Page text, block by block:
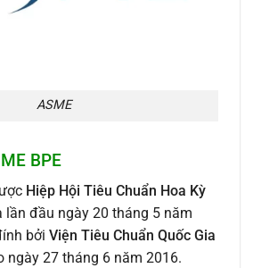
ASME
BPE
Hiệp Hội Tiêu Chuẩn Hoa Kỳ
lần đầu ngày 20 tháng 5 năm
bởi Viện Tiêu Chuẩn Quốc Gia
ngày 27 tháng 6 năm 2016.